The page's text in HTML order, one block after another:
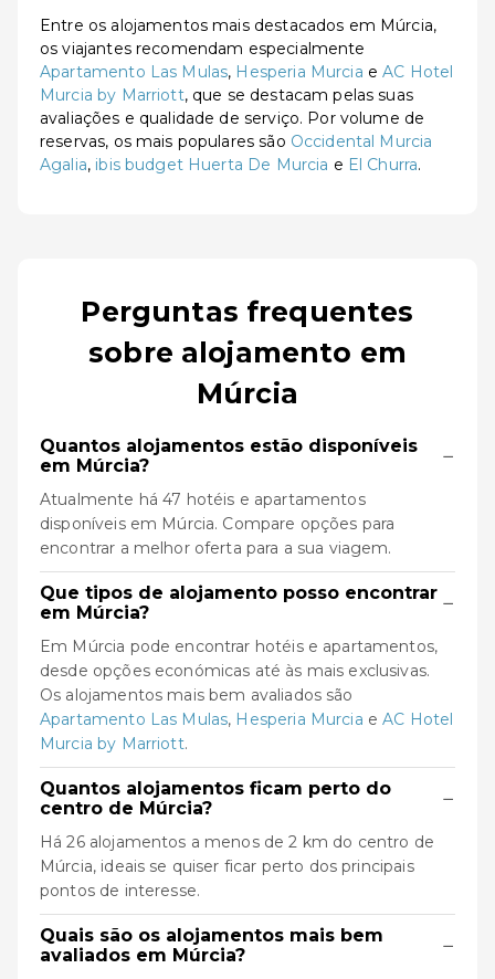
Entre os alojamentos mais destacados em Múrcia,
os viajantes recomendam especialmente
Apartamento Las Mulas, Hesperia Murcia eAC Hotel
Murcia by Marriott, que se destacam pelas suas
avaliações e qualidade de serviço. Por volume de
reservas, os mais populares são Occidental Murcia
Agalia, ibis budget Huerta De Murcia e El Churra.
Perguntas frequentes
sobre alojamento em
Múrcia
Quantos alojamentos estão disponíveis
em Múrcia?
−
Atualmente há 47 hotéis e apartamentos
disponíveis em Múrcia. Compare opções para
encontrar a melhor oferta para a sua viagem.
Que tipos de alojamento posso encontrar
em Múrcia?
−
Em Múrcia pode encontrar hotéis e apartamentos,
desde opções económicas até às mais exclusivas.
Os alojamentos mais bem avaliados são
Apartamento Las Mulas, Hesperia Murcia eAC Hotel
Murcia by Marriott.
Quantos alojamentos ficam perto do
centro de Múrcia?
−
Há 26 alojamentos a menos de 2 km do centro de
Múrcia, ideais se quiser ficar perto dos principais
pontos de interesse.
Quais são os alojamentos mais bem
avaliados em Múrcia?
−